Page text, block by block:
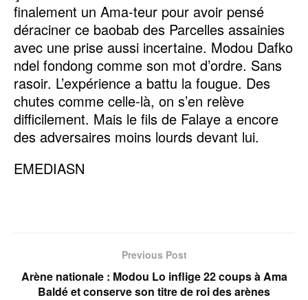
finalement un Ama-teur pour avoir pensé
déraciner ce baobab des Parcelles assainies
avec une prise aussi incertaine. Modou Dafko
ndel fondong comme son mot d’ordre. Sans
rasoir. L’expérience a battu la fougue. Des
chutes comme celle-là, on s’en relève
difficilement. Mais le fils de Falaye a encore
des adversaires moins lourds devant lui.
EMEDIASN
Previous Post
Arène nationale : Modou Lo inflige 22 coups à Ama
Baldé et conserve son titre de roi des arènes